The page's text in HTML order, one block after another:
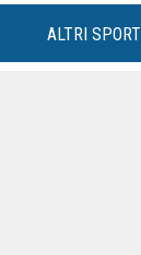
ALTRI SPORT